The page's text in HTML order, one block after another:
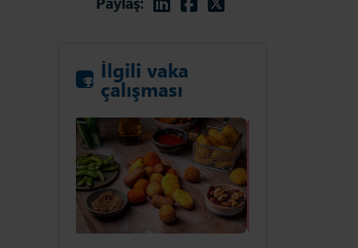
İlgili vaka
çalışması